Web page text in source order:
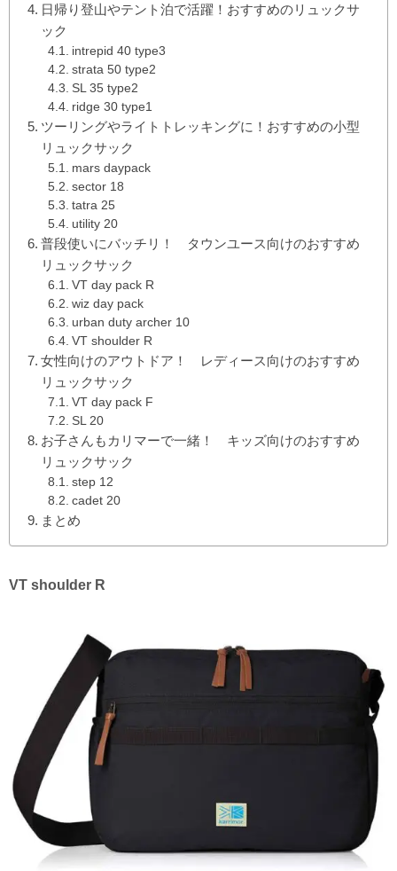
日帰り登山やテント泊で活躍！おすすめのリュックサ
ック
intrepid 40 type3
strata 50 type2
SL 35 type2
ridge 30 type1
ツーリングやライトトレッキングに！おすすめの小型
リュックサック
mars daypack
sector 18
tatra 25
utility 20
普段使いにバッチリ！ タウンユース向けのおすすめ
リュックサック
VT day pack R
wiz day pack
urban duty archer 10
VT shoulder R
女性向けのアウトドア！ レディース向けのおすすめ
リュックサック
VT day pack F
SL 20
お子さんもカリマーで一緒！ キッズ向けのおすすめ
リュックサック
step 12
cadet 20
まとめ
VT shoulder R